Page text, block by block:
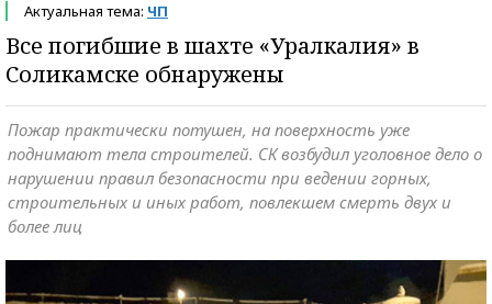
Актуальная тема: ЧП
Все погибшие в шахте «Уралкалия» в
Соликамске обнаружены
Пожар практически потушен, на поверхность уже
поднимают тела строителей. СК возбудил уголовное дело о
нарушении правил безопасности при ведении горных,
строительных и иных работ, повлекшем смерть двух и
более лиц